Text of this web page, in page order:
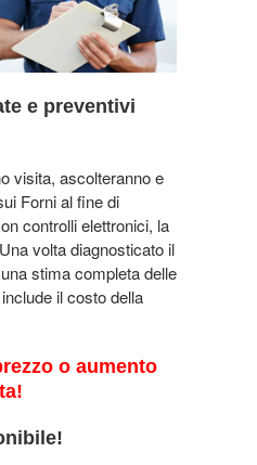
e preventivi
visita, ascolteranno e
Forni al fine di
controlli elettronici, la
volta diagnosticato il
stima completa delle
il costo della
o aumento